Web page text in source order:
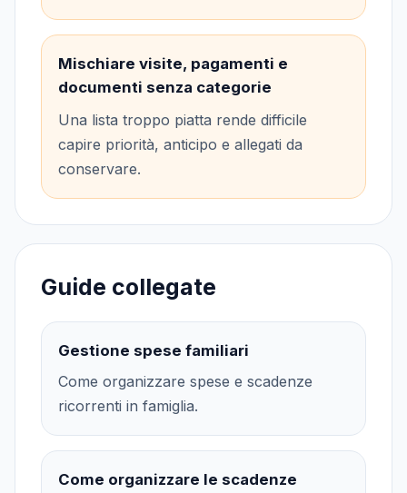
Mischiare visite, pagamenti e
documenti senza categorie
Una lista troppo piatta rende difficile
capire priorità, anticipo e allegati da
conservare.
Guide collegate
Gestione spese familiari
Come organizzare spese e scadenze
ricorrenti in famiglia.
Come organizzare le scadenze